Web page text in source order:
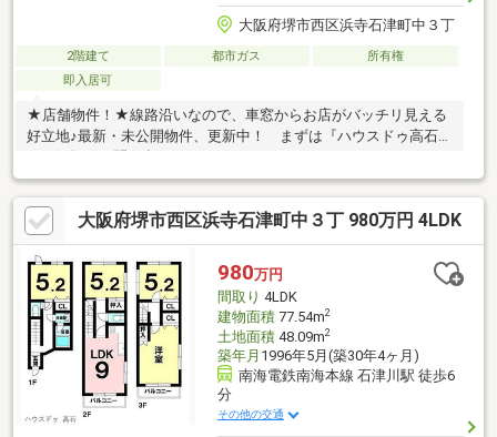
大阪府堺市西区浜寺石津町中３丁
2階建て 都市ガス
所有権
即入居可
★店舗物件！★線路沿いなので、車窓からお店がバッチリ見える
好立地♪最新・未公開物件、更新中！ まずは『ハウスドゥ高石』
大阪府堺市西区浜寺石津町中３丁 980万円 4LDK
980万円
間取り 4LDK
建物面積77.54m2
土地面積48.09m2
築年月 1996年5月(築30年4ヶ月)
南海電鉄南海本線 石津川駅 徒歩6
分
その他の交通